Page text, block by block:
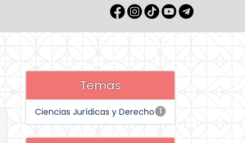
Temas
1
Ciencias Jurídicas y Derecho